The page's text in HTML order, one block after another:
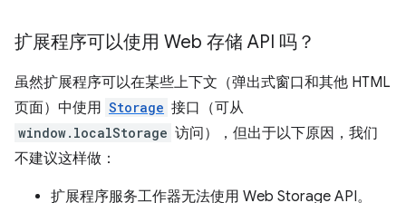
扩展程序可以使用 Web 存储 API 吗？
虽然扩展程序可以在某些上下文（弹出式窗口和其他 HTML
页面）中使用 Storage 接口（可从
window.localStorage 访问），但出于以下原因，我们
不建议这样做：
扩展程序服务工作器无法使用 Web Storage API。